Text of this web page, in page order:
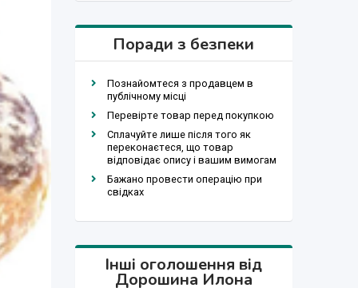
Поради з безпеки
Познайомтеся з продавцем в
публічному місці
Перевірте товар перед покупкою
Сплачуйте лише після того як
переконаєтеся, що товар
відповідає опису і вашим вимогам
Бажано провести операцію при
свідках
Інші оголошення від
Дорошина Илона